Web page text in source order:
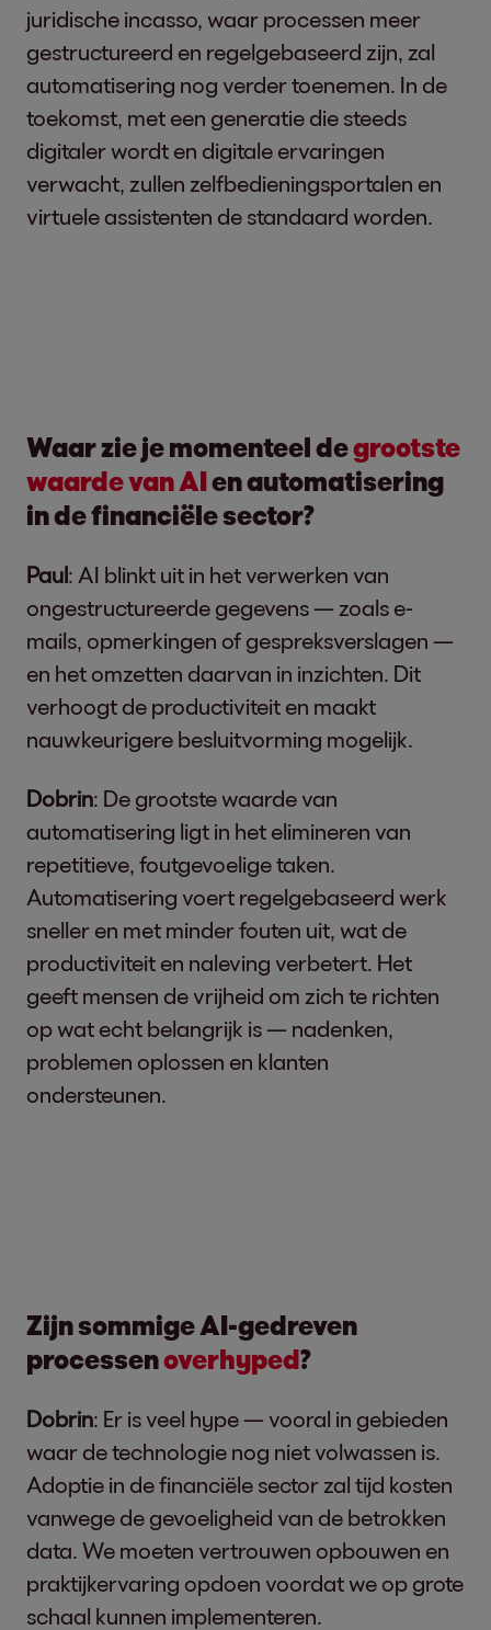
juridische incasso, waar processen meer
gestructureerd en regelgebaseerd zijn, zal
automatisering nog verder toenemen. In de
toekomst, met een generatie die steeds
digitaler wordt en digitale ervaringen
verwacht, zullen zelfbedieningsportalen en
virtuele assistenten de standaard worden.
Waar zie je momenteel degrootste
waarde van AIen automatisering
in de financiële sector?
Paul: AI blinkt uit in het verwerken van
ongestructureerde gegevens — zoals e-
mails, opmerkingen of gespreksverslagen —
en het omzetten daarvan in inzichten. Dit
verhoogt de productiviteit en maakt
nauwkeurigere besluitvorming mogelijk.
Dobrin: De grootste waarde van
automatisering ligt in het elimineren van
repetitieve, foutgevoelige taken.
Automatisering voert regelgebaseerd werk
sneller en met minder fouten uit, wat de
productiviteit en naleving verbetert. Het
geeft mensen de vrijheid om zich te richten
op wat echt belangrijk is — nadenken,
problemen oplossen en klanten
ondersteunen.
Zijn sommige AI-gedreven
processenoverhyped?
Dobrin: Er is veel hype — vooral in gebieden
waar de technologie nog niet volwassen is.
Adoptie in de financiële sector zal tijd kosten
vanwege de gevoeligheid van de betrokken
data. We moeten vertrouwen opbouwen en
praktijkervaring opdoen voordat we op grote
schaal kunnen implementeren.